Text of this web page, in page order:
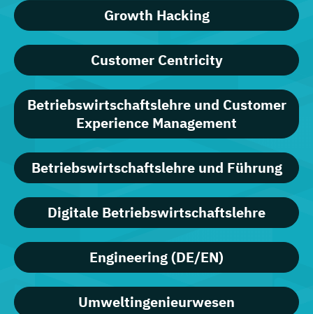
Growth Hacking
Customer Centricity
Betriebswirtschaftslehre und Customer
Experience Management
Betriebswirtschaftslehre und Führung
Digitale Betriebswirtschaftslehre
Engineering (DE/EN)
Umweltingenieurwesen